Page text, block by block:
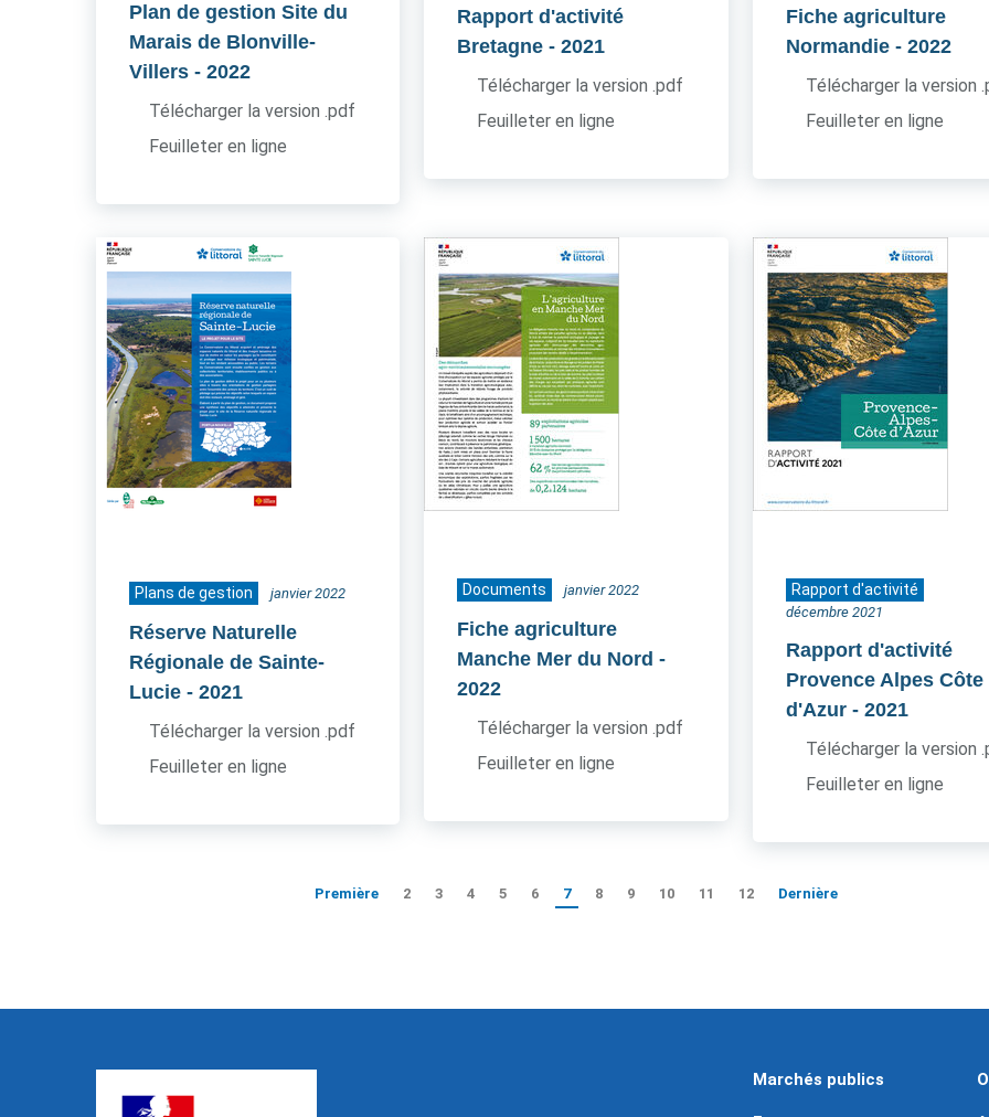
Plan de gestion Site du
Marais de Blonville-
Villers - 2022
Télécharger la version .pdf
Feuilleter en ligne
Rapport d'activité
Bretagne - 2021
Télécharger la version .pdf
Feuilleter en ligne
Fiche agriculture
Normandie - 2022
Télécharger la version
Feuilleter en ligne
Plans de gestion janvier 2022
Réserve Naturelle
Régionale de Sainte-
Lucie - 2021
Télécharger la version .pdf
Feuilleter en ligne
Documents janvier 2022
Fiche agriculture
Manche Mer du Nord -
2022
Télécharger la version .pdf
Feuilleter en ligne
Rapport d'activité
décembre 2021
Rapport d'activité
Provence Alpes Côte
d'Azur - 2021
Télécharger la version
Feuilleter en ligne
Première 2 3 4 5 6 7 8 9 10 11 12 Dernière
Marchés publics